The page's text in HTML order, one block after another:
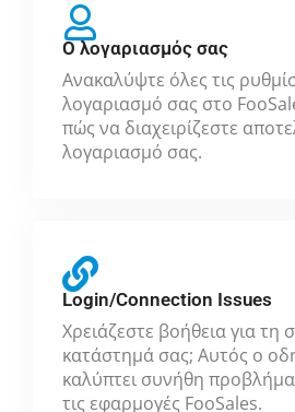
Ο λογαριασμός σας
Ανακαλύψτε όλες τις
λογαριασμό σας στο
πώς να διαχειρίζεστε
λογαριασμό σας.
Login/Connection Issues
Χρειάζεστε βοήθεια για τη
κατάστημά σας; Αυτός ο
καλύπτει συνήθη
τις εφαρμογές FooSales.